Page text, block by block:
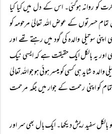
کو روانہ ہوگئی۔ اس کے دل میں کیا کیا
حسرتوں کے عوض اللہ تعالیٰ مرحومہ کو
سوتیلی والدہ کی گود میں رہتے تھے اور
اور یہ بالکل ایک حقیقت ہے کہ ایسی نیک
ہ شاید ہی کسی کو میسر ہوئی ہو جو اللہ تعالیٰ
کو اپنی رحمت کے جوار میں جگہ مرحمت
سفید ریش دیکھا۔ ایک بال بھی سر اور